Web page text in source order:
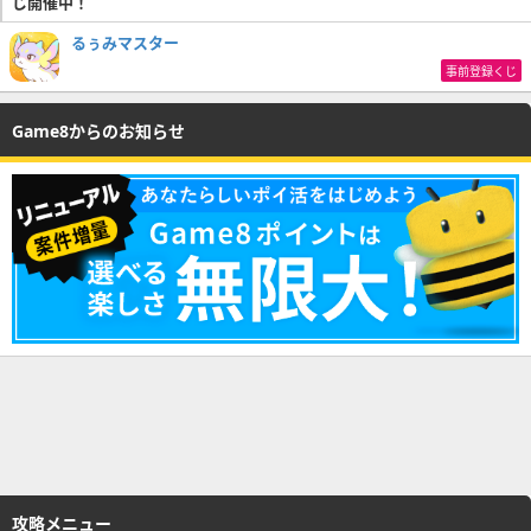
るぅみマスター
事前登録くじ
Game8からのお知らせ
攻略メニュー